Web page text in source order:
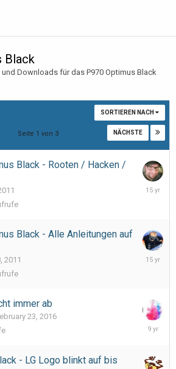
Black
Downloads für das P970 Optimus Black
SORTIEREN NACH
NÄCHSTE
Seite 1 von 3
Black - Rooten / Hacken /
March
Black - Alle Anleitungen auf
2011
February
immer ab
23, 2016
October
- LG Logo blinkt auf bis